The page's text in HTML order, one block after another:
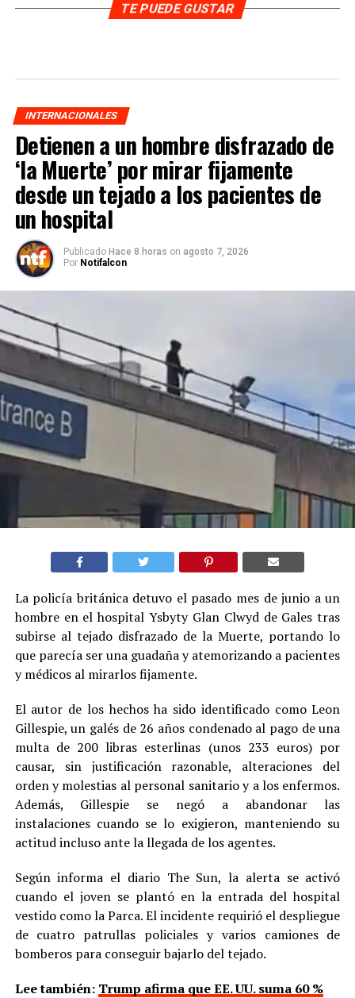
TE PUEDE GUSTAR
INTERNACIONALES
Detienen a un hombre disfrazado de
‘la Muerte’ por mirar fijamente
desde un tejado a los pacientes de
un hospital
Publicado Hace 8 horas on agosto 7, 2026
Por Notifalcon
La policía británica detuvo el pasado mes de junio a un
hombre en el hospital Ysbyty Glan Clwyd de Gales tras
subirse al tejado disfrazado de la Muerte, portando lo
que parecía ser una guadaña y atemorizando a pacientes
y médicos al mirarlos fijamente.
El autor de los hechos ha sido identificado como Leon
Gillespie, un galés de 26 años condenado al pago de una
multa de 200 libras esterlinas (unos 233 euros) por
causar, sin justificación razonable, alteraciones del
orden y molestias al personal sanitario y a los enfermos.
Además, Gillespie se negó a abandonar las
instalaciones cuando se lo exigieron, manteniendo su
actitud incluso ante la llegada de los agentes.
Según informa el diario The Sun, la alerta se activó
cuando el joven se plantó en la entrada del hospital
vestido como la Parca. El incidente requirió el despliegue
de cuatro patrullas policiales y varios camiones de
bomberos para conseguir bajarlo del tejado.
Lee también: Trump afirma que EE. UU. suma 60 %